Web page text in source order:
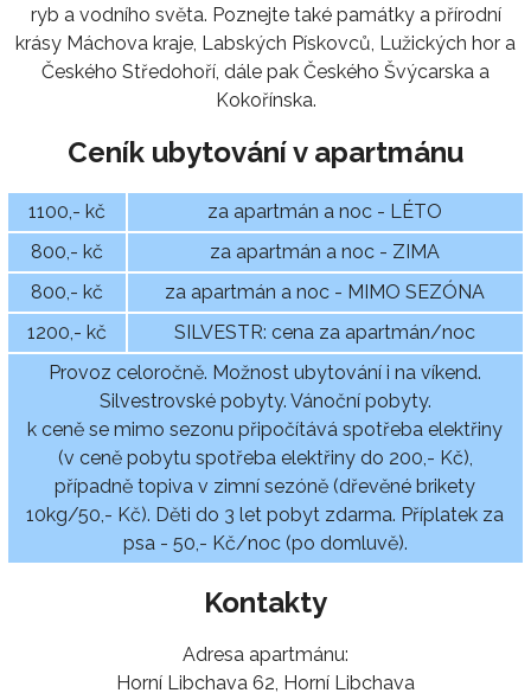
ryb a vodního světa. Poznejte také památky a přírodní
krásy Máchova kraje, Labských Pískovců, Lužických hor a
Českého Středohoří, dále pak Českého Švýcarska a
Kokořínska.
Ceník ubytování v apartmánu
1100,- kč
za apartmán a noc - LÉTO
800,- kč
za apartmán a noc - ZIMA
800,- kč
za apartmán a noc - MIMO SEZÓNA
1200,- kč
SILVESTR: cena za apartmán/noc
Provoz celoročně. Možnost ubytování i na víkend.
Silvestrovské pobyty. Vánoční pobyty.
k ceně se mimo sezonu připočítává spotřeba elektřiny
(v ceně pobytu spotřeba elektřiny do 200,- Kč),
případně topiva v zimní sezóně (dřevěné brikety
10kg/50,- Kč). Děti do 3 let pobyt zdarma. Příplatek za
psa - 50,- Kč/noc (po domluvě).
Kontakty
Adresa apartmánu:
Horní Libchava 62, Horní Libchava